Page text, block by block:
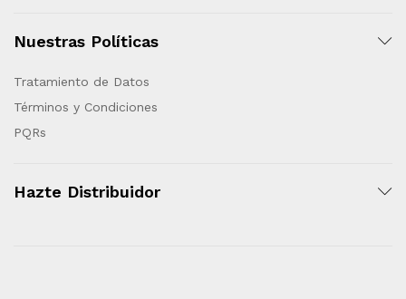
Nuestras Políticas
Tratamiento de Datos
Términos y Condiciones
PQRs
Hazte Distribuidor